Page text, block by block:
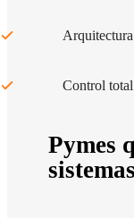
Control
Pymes
sistemas